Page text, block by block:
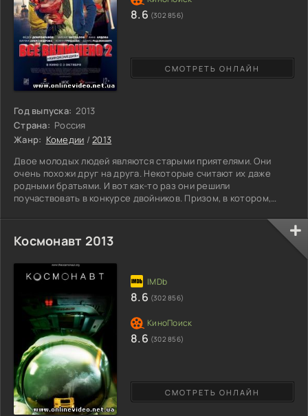
Год выпуска: 2013
Страна: Россия
Жанр: Комедии /2013
Двое молодых людей являются старыми приятелями. Они
очень похожи друг на друга. Некоторые считают их даже
родными братьями. И вот как-то раз они решили
поучаствовать в конкурсе двойников. Призом, в котором,
получить легкие деньги. Конкурс будет проходить в
Стамбуле. Да еще и один из них на днях женится. Но этот
факт не останавливает друзей. Они покупают билеты и летят
будущему тесть,
СМОТРЕТЬ ОНЛАЙН
8.6 (302 856)
Космонавт 2013
СМОТРЕТЬ ОНЛАЙН
8.6 (302 856)
8.6 (302 856)